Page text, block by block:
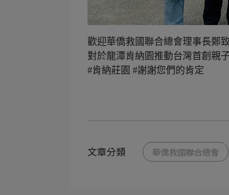
歡迎華僑救國聯合總會理事長鄭
對於龍潭肯納園推動台灣首創親
#肯納莊園 #謝謝您們的肯定
文章分類 華僑救國聯合總會